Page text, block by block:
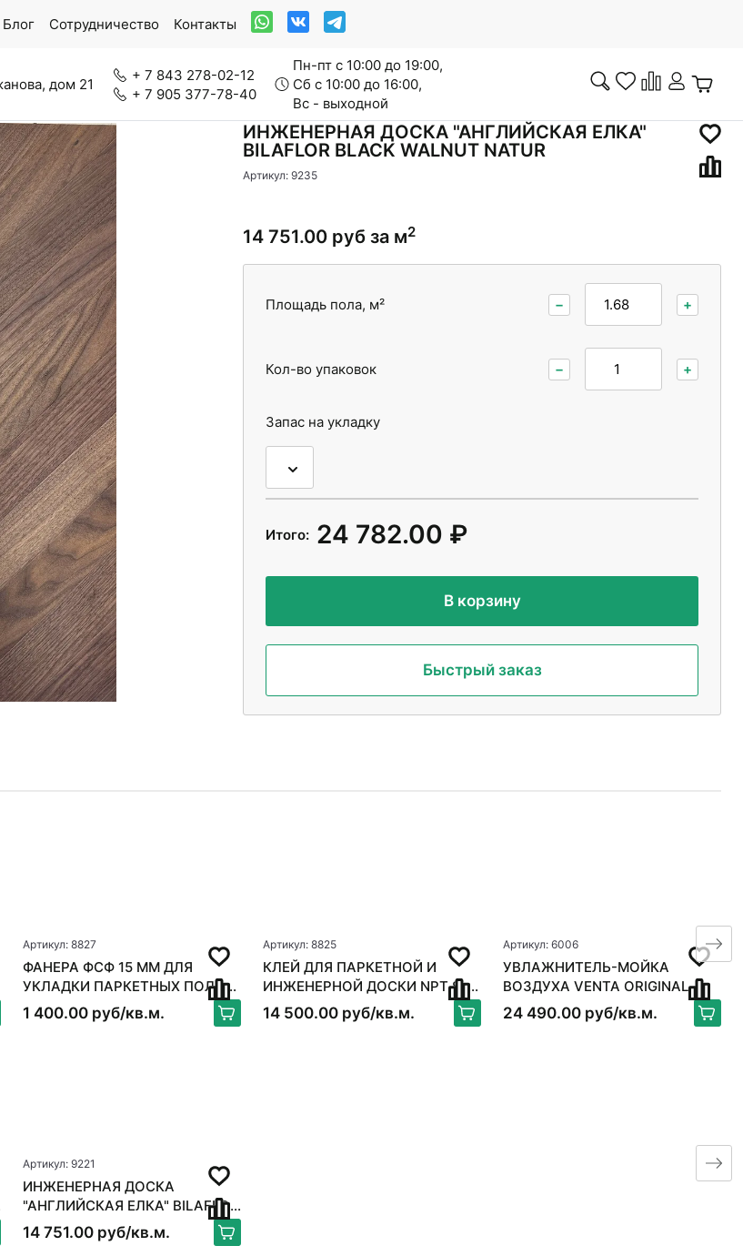
Блог Сотрудничество Контакты
дом 21
+ 7 843 278-02-12
+ 7 905 377-78-40
Пн-пт с 10:00 до 19:00,
Сб с 10:00 до 16:00,
Вс - выходной
ламинат Сопутствующие товары
Межкомнатные двери
ИНЖЕНЕРНАЯ ДОСКА "АНГЛИЙСКАЯ ЕЛКА"
BILAFLOR BLACK WALNUT NATUR
Артикул: 9235
14 751.00 руб за м2
Площадь пола, м² − +
Кол-во упаковок − +
Запас на укладку
Итого: 24 782.00 ₽
В корзину
Быстрый заказ
Артикул: 8827
ФАНЕРА ФСФ 15 ММ ДЛЯ
УКЛАДКИ ПАРКЕТНЫХ ПОЛОВ
250*250ММ
1 400.00 руб/кв.м.
Артикул: 8825
КЛЕЙ ДЛЯ ПАРКЕТНОЙ И
ИНЖЕНЕРНОЙ ДОСКИ NPT S-
BOND FLEX
14 500.00 руб/кв.м.
Артикул: 6006
УВЛАЖНИТЕЛЬ-МОЙКА
ВОЗДУХА VENTA ORIGINAL
LW15, БЕЛЫЙ
24 490.00 руб/кв.м.
Артикул: 9221
ИНЖЕНЕРНАЯ ДОСКА
"АНГЛИЙСКАЯ ЕЛКА" BILAFLOR
BLACK WALNUT NATUR
14 751.00 руб/кв.м.